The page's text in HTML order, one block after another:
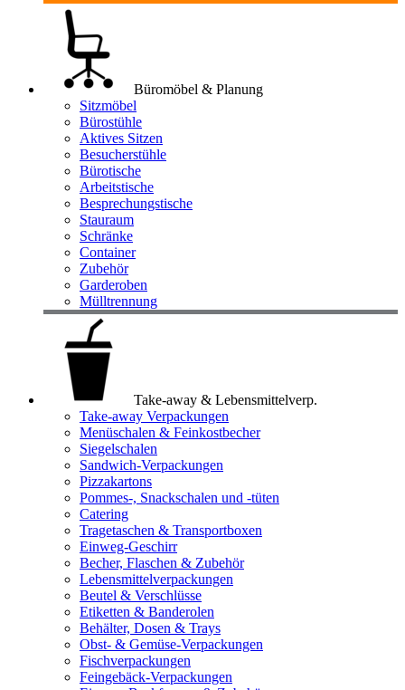
Büromöbel & Planung
Sitzmöbel
Bürostühle
Aktives Sitzen
Besucherstühle
Bürotische
Arbeitstische
Besprechungstische
Stauraum
Schränke
Container
Zubehör
Garderoben
Mülltrennung
Take-away & Lebensmittelverp.
Take-away Verpackungen
Menüschalen & Feinkostbecher
Siegelschalen
Sandwich-Verpackungen
Pizzakartons
Pommes-, Snackschalen und -tüten
Catering
Tragetaschen & Transportboxen
Einweg-Geschirr
Becher, Flaschen & Zubehör
Lebensmittelverpackungen
Beutel & Verschlüsse
Etiketten & Banderolen
Behälter, Dosen & Trays
Obst- & Gemüse-Verpackungen
Fischverpackungen
Feingebäck-Verpackungen